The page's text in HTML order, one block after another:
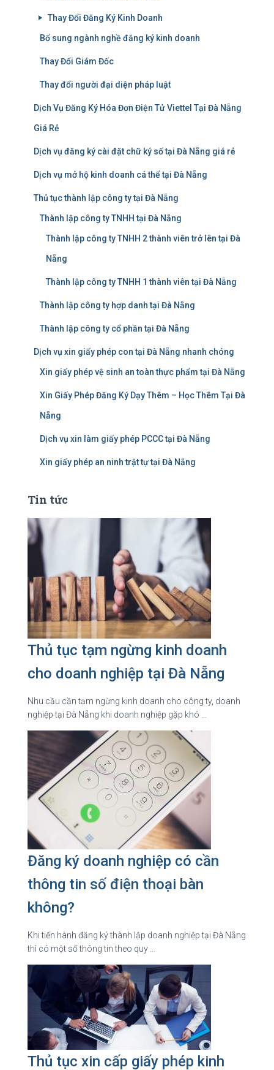
Thay Đổi Đăng Ký Kinh Doanh
Bổ sung ngành nghề đăng ký kinh doanh
Thay Đổi Giám Đốc
Thay đổi người đại diện pháp luật
Dịch Vụ Đăng Ký Hóa Đơn Điện Tử Viettel Tại Đà Nẵng
Giá Rẻ
Dịch vụ đăng ký cài đặt chữ ký số tại Đà Nẵng giá rẻ
Dịch vụ mở hộ kinh doanh cá thể tại Đà Nẵng
Thủ tục thành lập công ty tại Đà Nẵng
Thành lập công ty TNHH tại Đà Nẵng
Thành lập công ty TNHH 2 thành viên trở lên tại Đà
Nẵng
Thành lập công ty TNHH 1 thành viên tại Đà Nẵng
Thành lập công ty hợp danh tại Đà Nẵng
Thành lập công ty cổ phần tại Đà Nẵng
Dịch vụ xin giấy phép con tại Đà Nẵng nhanh chóng
Xin giấy phép vệ sinh an toàn thực phẩm tại Đà Nẵng
Xin Giấy Phép Đăng Ký Dạy Thêm – Học Thêm Tại Đà
Nẵng
Dịch vụ xin làm giấy phép PCCC tại Đà Nẵng
Xin giấy phép an ninh trật tự tại Đà Nẵng
Tin tức
Thủ tục tạm ngừng kinh doanh
cho doanh nghiệp tại Đà Nẵng
Nhu cầu cần tạm ngừng kinh doanh cho công ty, doanh
nghiệp tại Đà Nẵng khi doanh nghiệp gặp khó …
Đăng ký doanh nghiệp có cần
thông tin số điện thoại bàn
không?
Khi tiến hành đăng ký thành lập doanh nghiệp tại Đà Nẵng
thì có một số thông tin theo quy …
Thủ tục xin cấp giấy phép kinh